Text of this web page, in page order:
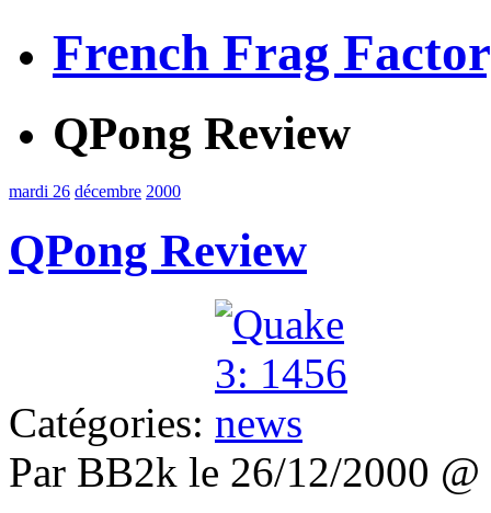
French Frag
QPong Review
mardi 26 décembre 2000
QPong Review
Catégories:
Par BB2k le 26/12/2000